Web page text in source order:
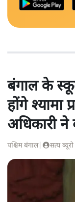
बंगाल के
होंगे श्यामा
अधिकारी ने
पश्चिम बंगाल| सत्य ब्यूरो